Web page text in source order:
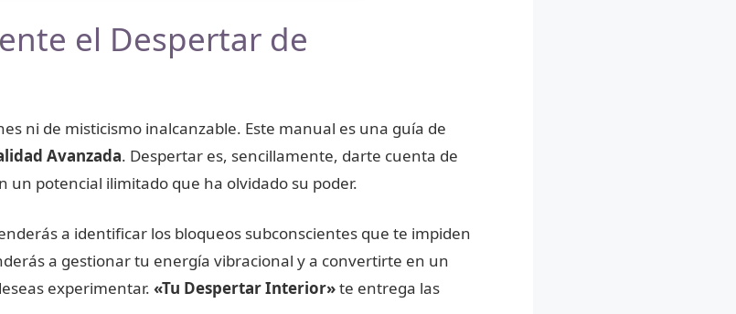
el Despertar de
ni de misticismo inalcanzable. Este manual es una guía de
Avanzada. Despertar es, sencillamente, darte cuenta de
un potencial ilimitado que ha olvidado su poder.
a identificar los bloqueos subconscientes que te impiden
a gestionar tu energía vibracional y a convertirte en un
experimentar. «Tu Despertar Interior»te entrega las